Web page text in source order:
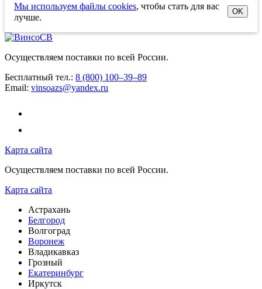
Мы используем файлы cookies, чтобы стать для вас
лучше.
OK
Осуществляем поставки по всей России.
Бесплатный тел.: 8 (800) 100–39–89
Email: vinsoazs@yandex.ru
Карта сайта
Осуществляем поставки по всей России.
Карта сайта
Астрахань
Белгород
Волгоград
Воронеж
Владикавказ
Грозный
Екатеринбург
Иркутск